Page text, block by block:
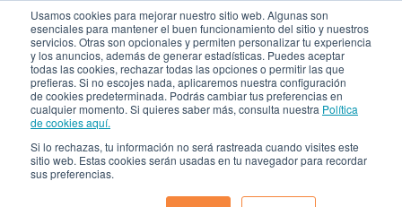
Usamos cookies para mejorar nuestro sitio web. Algunas son
esenciales para mantener el buen funcionamiento del sitio y nuestros
servicios. Otras son opcionales y permiten personalizar tu experiencia
y los anuncios, además de generar estadísticas. Puedes aceptar
todas las cookies, rechazar todas las opciones o permitir las que
prefieras. Si no escojes nada, aplicaremos nuestra configuración
de cookies predeterminada. Podrás cambiar tus preferencias en
cualquier momento. Si quieres saber más, consulta nuestra Política
de cookies aquí.
Si lo rechazas, tu información no será rastreada cuando visites este
sitio web. Estas cookies serán usadas en tu navegador para recordar
sus preferencias.
¿Qué es el renting?
Nosotros
Nuestra cultura
Gobierno corporativo
Política de tratamiento de datos
Ayuda
Guías de Usuario clientes
PQRs
Aprende más
¿Dónde estamos?